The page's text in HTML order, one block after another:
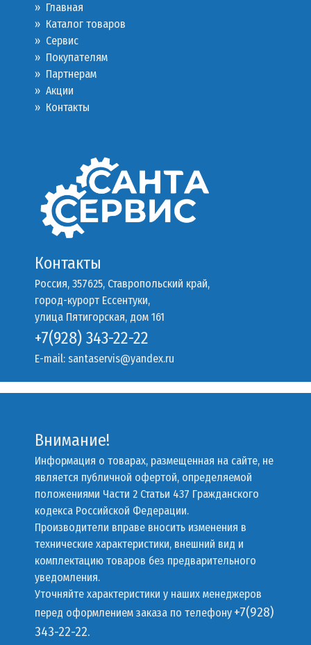
» Главная
» Каталог товаров
» Сервис
» Покупателям
» Партнерам
» Акции
» Контакты
Контакты
Россия, 357625, Ставропольский край,
город-курорт Ессентуки,
улица Пятигорская, дом 161
+7(928) 343-22-22
E-mail: santaservis@yandex.ru
Внимание!
Информация о товарах, размещенная на сайте, не
является публичной офертой, определяемой
положениями Части 2 Статьи 437 Гражданского
кодекса Российской Федерации.
Производители вправе вносить изменения в
технические характеристики, внешний вид и
комплектацию товаров без предварительного
уведомления.
Уточняйте характеристики у наших менеджеров
перед оформлением заказа по телефону +7(928)
343-22-22.